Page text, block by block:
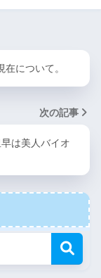
について。
次の記事
は美人バイオ